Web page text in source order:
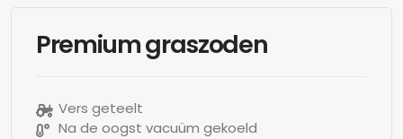
Premium graszoden
Vers geteelt
Na de oogst vacuüm gekoeld